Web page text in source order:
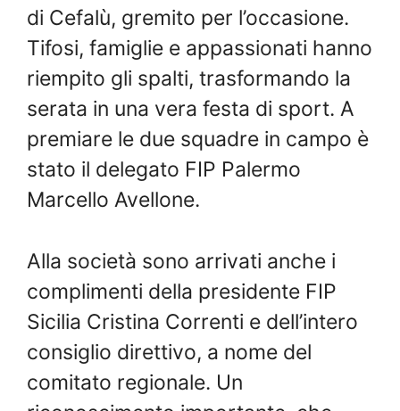
di Cefalù, gremito per l’occasione.
Tifosi, famiglie e appassionati hanno
riempito gli spalti, trasformando la
serata in una vera festa di sport. A
premiare le due squadre in campo è
stato il delegato FIP Palermo
Marcello Avellone.
Alla società sono arrivati anche i
complimenti della presidente FIP
Sicilia Cristina Correnti e dell’intero
consiglio direttivo, a nome del
comitato regionale. Un